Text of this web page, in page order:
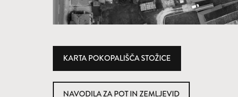
KARTA POKOPALIŠČA STOŽICE
NAVODILA ZA POT IN ZEMLJEVID